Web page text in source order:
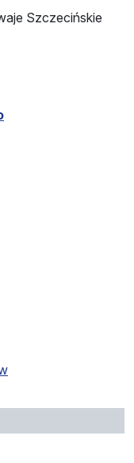
Szczecińskie
den